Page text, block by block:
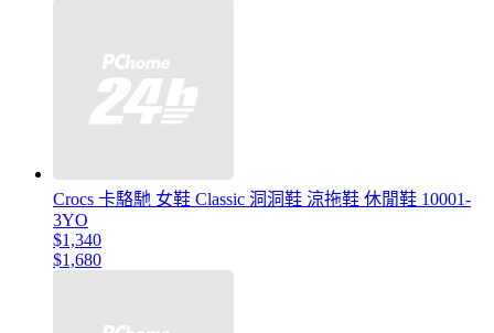
Crocs 卡駱馳 女鞋 Classic 洞洞鞋 涼拖鞋 休閒鞋 10001-
3YO
$1,340
$1,680